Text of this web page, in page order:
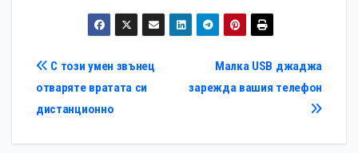
Навигация
Малка USB джаджа
зарежда вашия телефон
С този умен звънец
отваряте вратата си
дистанционно